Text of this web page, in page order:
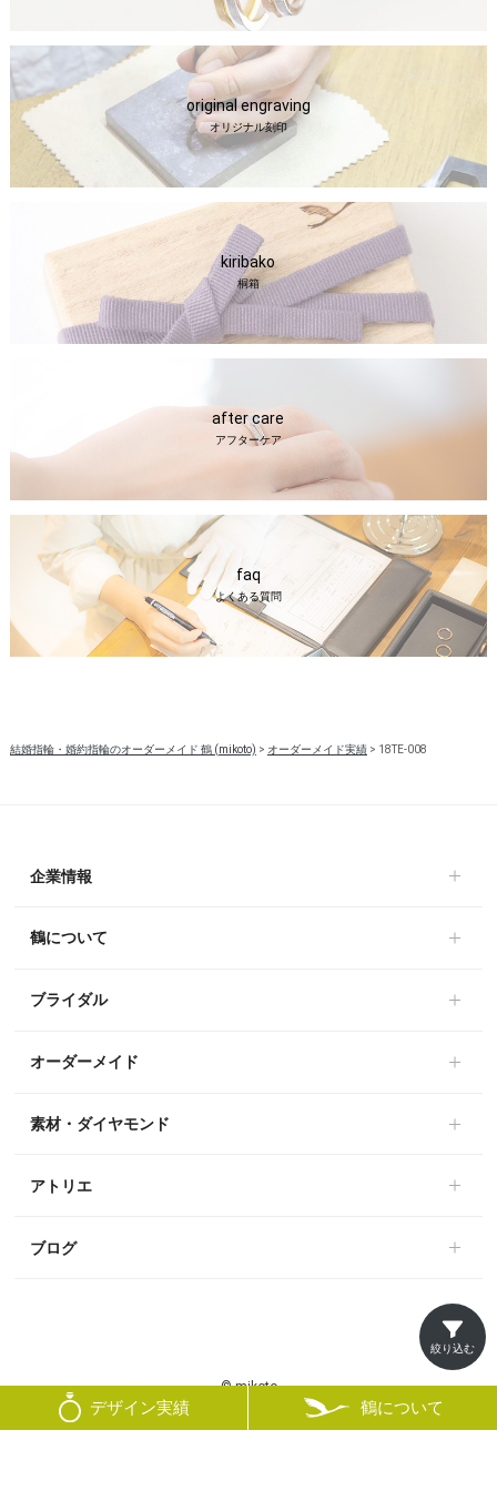
デザイン実績 鶴について
絞り込む
original engraving
オリジナル刻印
kiribako
桐箱
after care
アフターケア
faq
よくある質問
結婚指輪・婚約指輪のオーダーメイド 鶴 (mikoto) > オーダーメイド実績> 18TE-008
企業情報
鶴について
ブライダル
オーダーメイド
素材・ダイヤモンド
アトリエ
ブログ
© mikoto